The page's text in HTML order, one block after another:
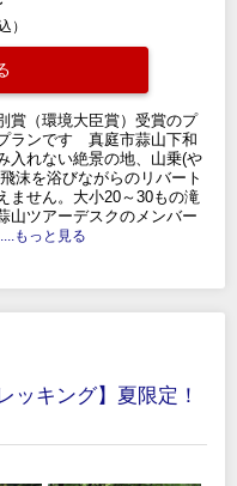
）
賞（環境大臣賞）受賞のプ
ランです 真庭市蒜山下和
入れない絶景の地、山乗(や
沫を浴びながらのリバート
ません。大小20～30もの滝
山ツアーデスクのメンバー
.....もっと見る
ッキング】夏限定！